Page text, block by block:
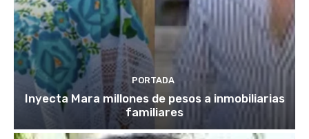
PORTADA
Inyecta Mara millones de pesos a inmobiliarias
familiares